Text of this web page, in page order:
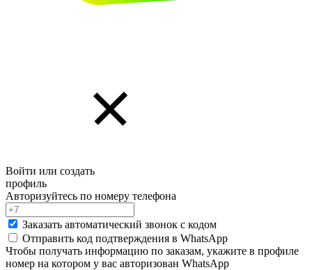
Войти или создать
профиль
Авторизуйтесь по номеру телефона
Заказать автоматический звонок с кодом
Отправить код подтверждения в WhatsApp
Чтобы получать информацию по заказам, укажите в профиле
номер на котором у вас авторизован WhatsApp